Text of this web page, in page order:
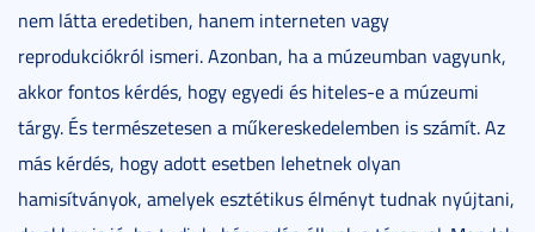
nem látta eredetiben, hanem interneten vagy
reprodukciókról ismeri. Azonban, ha a múzeumban vagyunk,
akkor fontos kérdés, hogy egyedi és hiteles-e a múzeumi
tárgy. És természetesen a műkereskedelemben is számít. Az
más kérdés, hogy adott esetben lehetnek olyan
hamisítványok, amelyek esztétikus élményt tudnak nyújtani,